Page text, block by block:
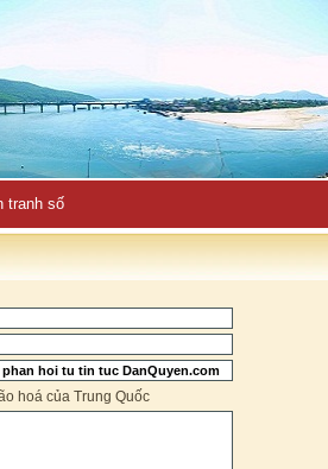
tranh số
hoá của Trung Quốc